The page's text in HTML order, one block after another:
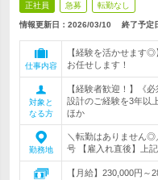
正社員 急募 転勤なし
情報更新日：2026/03/10 終了予定
仕事内容
【経験を活かせます
お任せします！
対象と
なる方
【経験者歓迎！】《
設計のご経験を3年以
ほか
勤務地
＼転勤はありません◎
号 【雇入れ直後】上
【月給】230,000円